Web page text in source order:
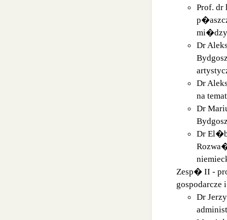
Prof. dr
Dr
Dr
na
Dr
Dr
Zesp� II -
gospodarcze
Dr